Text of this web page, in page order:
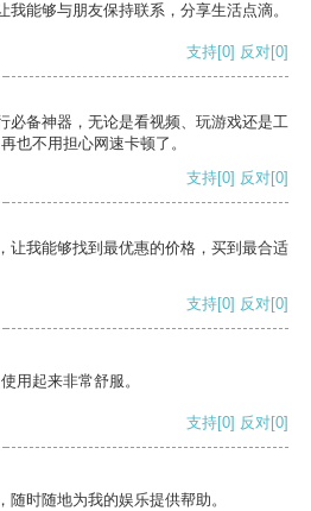
能够与朋友保持联系，分享生活点滴。
支持[0] 反对[0]
必备神器，无论是看视频、玩游戏还是工
也不用担心网速卡顿了。
支持[0] 反对[0]
让我能够找到最优惠的价格，买到最合适
支持[0] 反对[0]
用起来非常舒服。
支持[0] 反对[0]
时随地为我的娱乐提供帮助。